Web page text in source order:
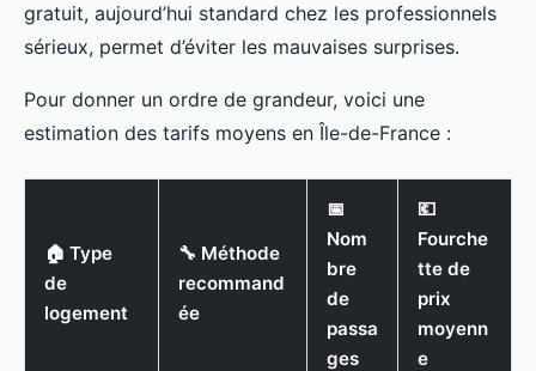
gratuit, aujourd’hui standard chez les professionnels
sérieux, permet d’éviter les mauvaises surprises.
Pour donner un ordre de grandeur, voici une
estimation des tarifs moyens en Île-de-France :
🏠 Type
de
logement
🔧 Méthode
recommand
ée
📅
Nom
bre
de
passa
ges
💶
Fourche
tte de
prix
moyenn
e